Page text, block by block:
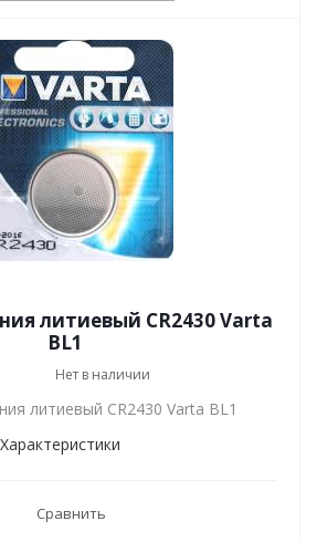
литиевый CR2430 Varta
BL1
Нет в наличии
литиевый CR2430 Varta BL1
Характеристики
Сравнить